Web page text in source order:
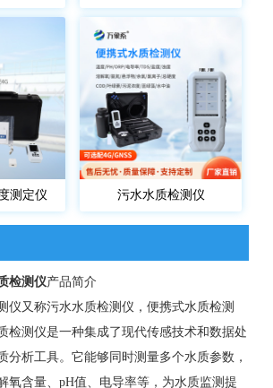
测定仪 污水水质检测仪
检测仪产品简介
仪又称污水水质检测仪，便携式水质检测
检测仪是一种集成了现代传感技术和数据处
分析工具。它能够同时测量多个水质参数，
氧含量、pH值、电导率等，为水质监测提